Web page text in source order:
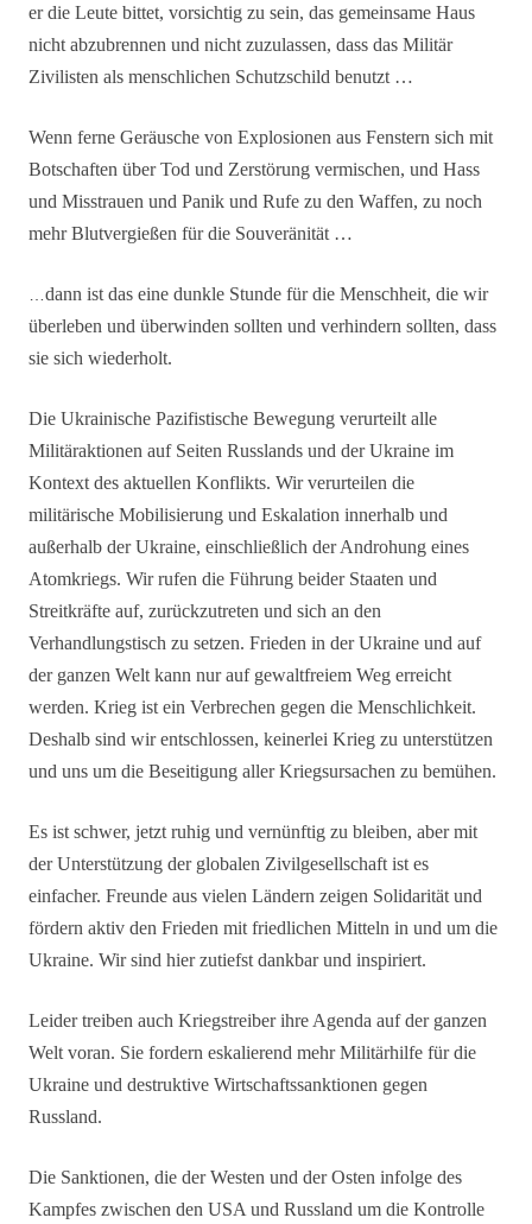
er die Leute bittet, vorsichtig zu sein, das gemeinsame Haus
nicht abzubrennen und nicht zuzulassen, dass das Militär
Zivilisten als menschlichen Schutzschild benutzt …
Wenn ferne Geräusche von Explosionen aus Fenstern sich mit
Botschaften über Tod und Zerstörung vermischen, und Hass
und Misstrauen und Panik und Rufe zu den Waffen, zu noch
mehr Blutvergießen für die Souveränität …
dann ist das eine dunkle Stunde für die Menschheit, die wir
überleben und überwinden sollten und verhindern sollten, dass
sie sich wiederholt.
Die Ukrainische Pazifistische Bewegung verurteilt alle
Militäraktionen auf Seiten Russlands und der Ukraine im
Kontext des aktuellen Konflikts. Wir verurteilen die
militärische Mobilisierung und Eskalation innerhalb und
außerhalb der Ukraine, einschließlich der Androhung eines
Atomkriegs. Wir rufen die Führung beider Staaten und
Streitkräfte auf, zurückzutreten und sich an den
Verhandlungstisch zu setzen. Frieden in der Ukraine und auf
der ganzen Welt kann nur auf gewaltfreiem Weg erreicht
werden. Krieg ist ein Verbrechen gegen die Menschlichkeit.
Deshalb sind wir entschlossen, keinerlei Krieg zu unterstützen
und uns um die Beseitigung aller Kriegsursachen zu bemühen.
Es ist schwer, jetzt ruhig und vernünftig zu bleiben, aber mit
der Unterstützung der globalen Zivilgesellschaft ist es
einfacher. Freunde aus vielen Ländern zeigen Solidarität und
fördern aktiv den Frieden mit friedlichen Mitteln in und um die
Ukraine. Wir sind hier zutiefst dankbar und inspiriert.
Leider treiben auch Kriegstreiber ihre Agenda auf der ganzen
Welt voran. Sie fordern eskalierend mehr Militärhilfe für die
Ukraine und destruktive Wirtschaftssanktionen gegen
Russland.
Die Sanktionen, die der Westen und der Osten infolge des
Kampfes zwischen den USA und Russland um die Kontrolle